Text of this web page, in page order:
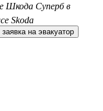
Шкода Суперб в
Skoda
заявка на эвакуатор